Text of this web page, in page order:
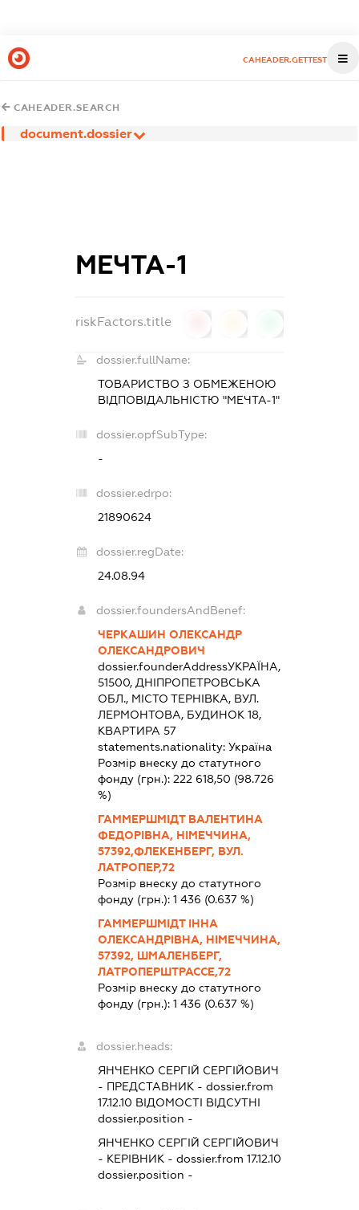
CAHEADER.GETTEST
CAHEADER.SEARCH
document.dossier
МЕЧТА-1
riskFactors.title
dossier.fullName:
ТОВАРИСТВО З ОБМЕЖЕНОЮ
ВІДПОВІДАЛЬНІСТЮ "МЕЧТА-1"
dossier.opfSubType:
-
dossier.edrpo:
21890624
dossier.regDate:
24.08.94
dossier.foundersAndBenef:
ЧЕРКАШИН ОЛЕКСАНДР
ОЛЕКСАНДРОВИЧ
dossier.founderAddressУКРАЇНА,
51500, ДНІПРОПЕТРОВСЬКА
ОБЛ., МІСТО ТЕРНІВКА, ВУЛ.
ЛЕРМОНТОВА, БУДИНОК 18,
КВАРТИРА 57
statements.nationality:Україна
Розмір внеску до статутного
фонду (грн.):222 618,50 (98.726
%)
ГАММЕРШМІДТ ВАЛЕНТИНА
ФЕДОРІВНА, НІМЕЧЧИНА,
57392,ФЛЕКЕНБЕРГ, ВУЛ.
ЛАТРОПЕР,72
Розмір внеску до статутного
фонду (грн.):1 436 (0.637 %)
ГАММЕРШМІДТ ІННА
ОЛЕКСАНДРІВНА, НІМЕЧЧИНА,
57392, ШМАЛЕНБЕРГ,
ЛАТРОПЕРШТРАССЕ,72
Розмір внеску до статутного
фонду (грн.):1 436 (0.637 %)
dossier.heads:
ЯНЧЕНКО СЕРГІЙ СЕРГІЙОВИЧ
- ПРЕДСТАВНИК - dossier.from
17.12.10 ВІДОМОСТІ ВІДСУТНІ
dossier.position -
ЯНЧЕНКО СЕРГІЙ СЕРГІЙОВИЧ
- КЕРІВНИК - dossier.from 17.12.10
dossier.position -